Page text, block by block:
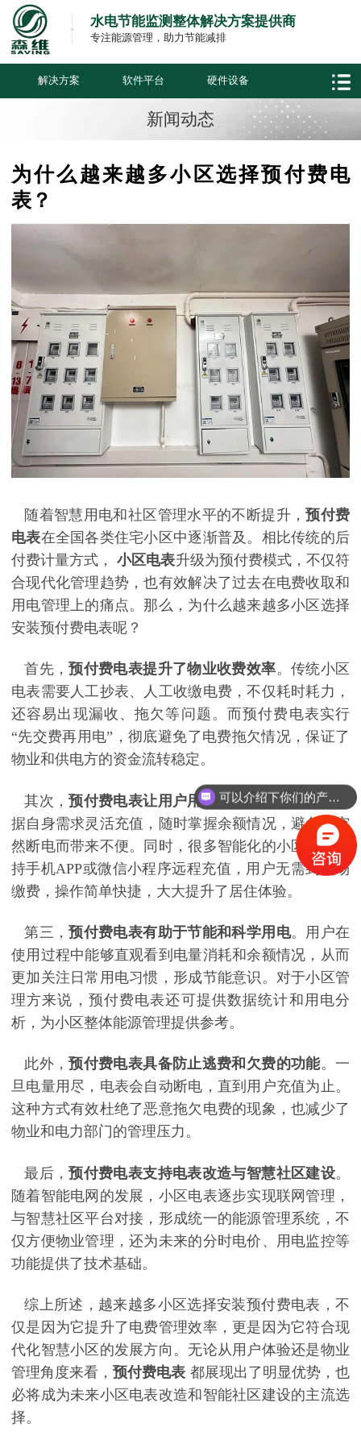
水电节能监测整体解决方案提供商
专注能源管理，助力节能减排
解决方案 软件平台 硬件设备
新闻动态
为什么越来越多小区选择预付费电
表？
随着智慧用电和社区管理水平的不断提升，预付费
电表在全国各类住宅小区中逐渐普及。相比传统的后
付费计量方式，
小区电表升级为预付费模式，不仅符
合现代化管理趋势，也有效解决了过去在电费收取和
用电管理上的痛点。那么，为什么越来越多小区选择
安装预付费电表呢？
首先，预付费电表提升了物业收费效率。传统小区
电表需要人工抄表、人工收缴电费，不仅耗时耗力，
还容易出现漏收、拖欠等问题。而预付费电表实行
“先交费再用电”，彻底避免了电费拖欠情况，保证了
物业和供电方的资金流转稳定。
其次，预付费电表让用户用电更自主。居民可以根
据自身需求灵活充值，随时掌握余额情况，避免因突
然断电而带来不便。同时，很多智能化的小区电表支
持手机APP或微信小程序远程充值，用户无需到现场
缴费，操作简单快捷，大大提升了居住体验。
第三，预付费电表有助于节能和科学用电。用户在
使用过程中能够直观看到电量消耗和余额情况，从而
更加关注日常用电习惯，形成节能意识。对于小区管
理方来说，预付费电表还可提供数据统计和用电分
析，为小区整体能源管理提供参考。
此外，预付费电表具备防止逃费和欠费的功能。一
旦电量用尽，电表会自动断电，直到用户充值为止。
这种方式有效杜绝了恶意拖欠电费的现象，也减少了
物业和电力部门的管理压力。
最后，预付费电表支持电表改造与智慧社区建设。
随着智能电网的发展，小区电表逐步实现联网管理，
与智慧社区平台对接，形成统一的能源管理系统，不
仅方便物业管理，还为未来的分时电价、用电监控等
功能提供了技术基础。
综上所述，越来越多小区选择安装预付费电表，不
仅是因为它提升了电费管理效率，更是因为它符合现
代化智慧小区的发展方向。无论从用户体验还是物业
管理角度来看，预付费电表 都展现出了明显优势，也
必将成为未来小区电表改造和智能社区建设的主流选
择。
可以介绍下你们的产品么？